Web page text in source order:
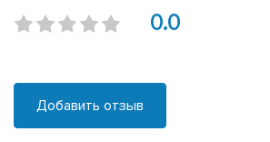
0.0
Добавить отзыв